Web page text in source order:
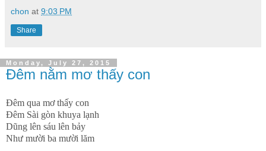
chon at 9:03 PM
Share
Monday, July 27, 2015
Đêm nằm mơ thấy con
Đêm qua mơ thấy con
Đêm Sài gòn khuya lạnh
Dũng lên sáu lên bảy
Như mười ba mười lăm